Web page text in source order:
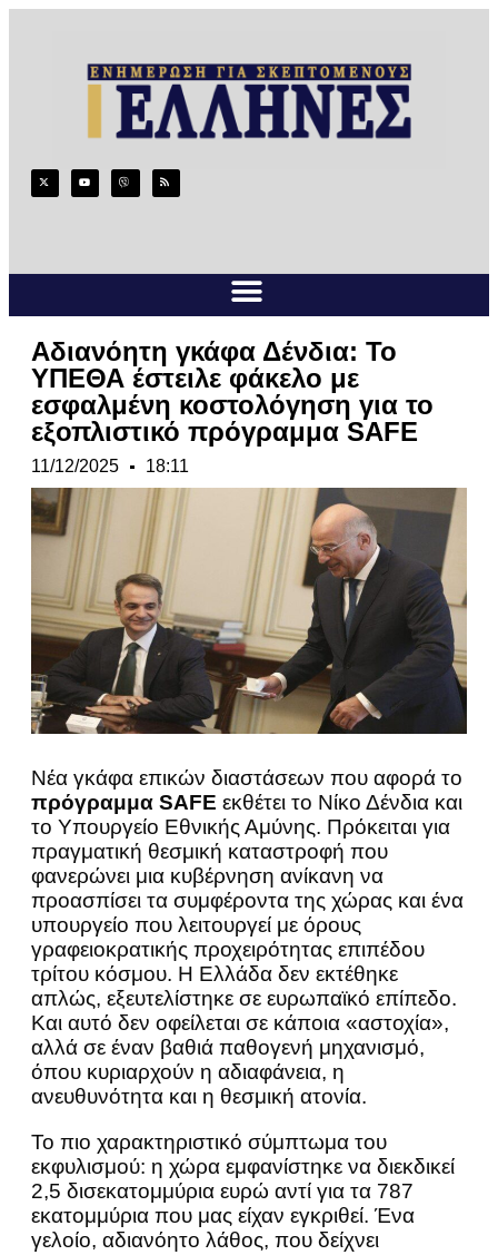
Αδιανόητη γκάφα Δένδια: Το
ΥΠΕΘΑ έστειλε φάκελο με
εσφαλμένη κοστολόγηση για το
εξοπλιστικό πρόγραμμα SAFE
11/12/2025 18:11
Nέα γκάφα επικών διαστάσεων που αφορά το
πρόγραμμα SAFE εκθέτει το Νίκο Δένδια και
το Υπουργείο Εθνικής Αμύνης. Πρόκειται για
πραγματική θεσμική καταστροφή που
φανερώνει μια κυβέρνηση ανίκανη να
προασπίσει τα συμφέροντα της χώρας και ένα
υπουργείο που λειτουργεί με όρους
γραφειοκρατικής προχειρότητας επιπέδου
τρίτου κόσμου. Η Ελλάδα δεν εκτέθηκε
απλώς, εξευτελίστηκε σε ευρωπαϊκό επίπεδο.
Και αυτό δεν οφείλεται σε κάποια «αστοχία»,
αλλά σε έναν βαθιά παθογενή μηχανισμό,
όπου κυριαρχούν η αδιαφάνεια, η
ανευθυνότητα και η θεσμική ατονία.
Το πιο χαρακτηριστικό σύμπτωμα του
εκφυλισμού: η χώρα εμφανίστηκε να διεκδικεί
2,5 δισεκατομμύρια ευρώ αντί για τα 787
εκατομμύρια που μας είχαν εγκριθεί. Ένα
γελοίο, αδιανόητο λάθος, που δείχνει